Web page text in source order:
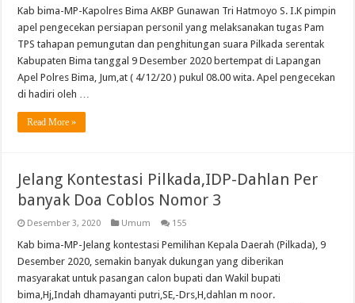
Kab bima-MP-Kapolres Bima AKBP Gunawan Tri Hatmoyo S. I.K pimpin
apel pengecekan persiapan personil yang melaksanakan tugas Pam
TPS tahapan pemungutan dan penghitungan suara Pilkada serentak
Kabupaten Bima tanggal 9 Desember 2020 bertempat di Lapangan
Apel Polres Bima, Jum,at ( 4/12/20 ) pukul 08.00 wita. Apel pengecekan
di hadiri oleh …
Read More »
Jelang Kontestasi Pilkada,IDP-Dahlan Per
banyak Doa Coblos Nomor 3
Desember 3, 2020 Umum 155
Kab bima-MP-Jelang kontestasi Pemilihan Kepala Daerah (Pilkada), 9
Desember 2020, semakin banyak dukungan yang diberikan
masyarakat untuk pasangan calon bupati dan Wakil bupati
bima,Hj,Indah dhamayanti putri,SE,-Drs,H,dahlan m noor.